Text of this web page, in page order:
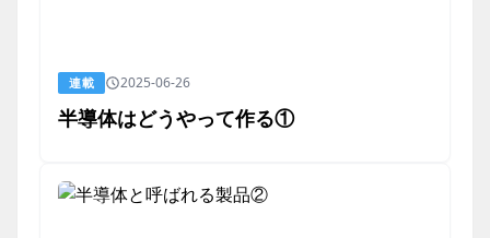
連載 2025-06-26
半導体はどうやって作る①